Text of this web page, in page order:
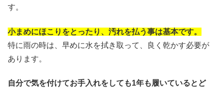
す。
小まめにほこりをとったり、汚れを払う事は基本です。
特に雨の時は、早めに水を拭き取って、良く乾かす必要が
あります。
自分で気を付けてお手入れをしても1年も履いているとど